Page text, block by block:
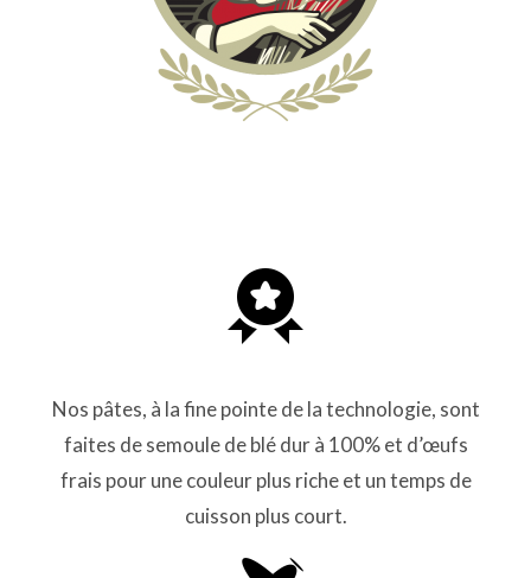
Nos pâtes, à la fine pointe de la technologie, sont
faites de semoule de blé dur à 100% et d’œufs
frais pour une couleur plus riche et un temps de
cuisson plus court.